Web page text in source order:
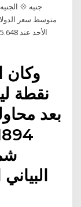
متوسط سعر
بعد